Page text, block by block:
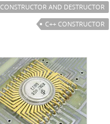
AND DESTRUCTOR
C++ CONSTRUCTOR